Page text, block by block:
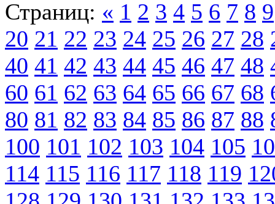
Страниц: « 1 2 3 4 5 6 7 8 9
20 21 22 23 24 25 26 27 28
40 41 42 43 44 45 46 47 48
60 61 62 63 64 65 66 67 68
80 81 82 83 84 85 86 87 88
100 101 102 103 104 105
114 115 116 117 118 119